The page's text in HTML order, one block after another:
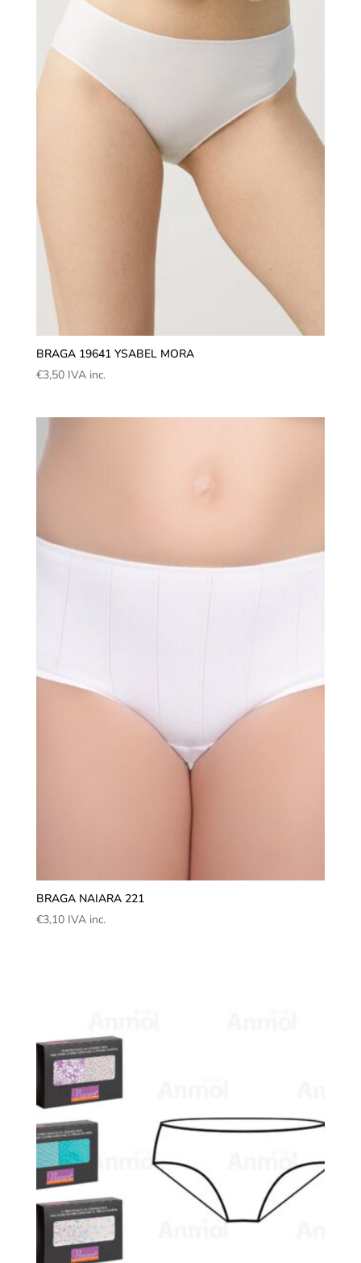
BRAGA 19641 YSABEL MORA
€3,50 IVA inc.
BRAGA NAIARA 221
€3,10 IVA inc.